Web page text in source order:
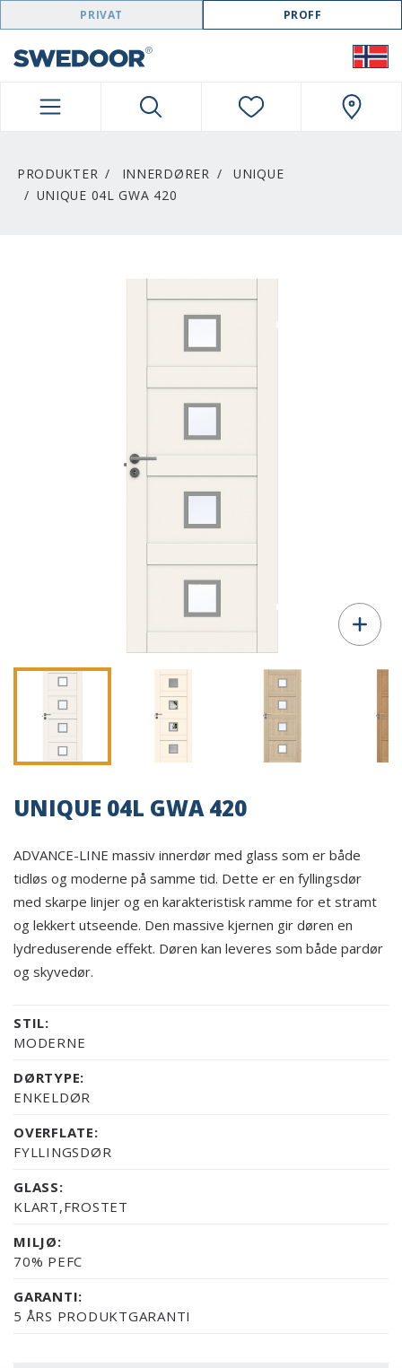
SWEDOOR NAVIGATION
PRIVAT PROFF
PRODUKTER INNERDØRER
UNIQUE
UNIQUE 04L GWA 420
UNIQUE 04L GWA 420
ADVANCE-LINE massiv innerdør med glass som er både
tidløs og moderne på samme tid. Dette er en fyllingsdør
med skarpe linjer og en karakteristisk ramme for et stramt
og lekkert utseende. Den massive kjernen gir døren en
lydreduserende effekt. Døren kan leveres som både pardør
og skyvedør.
STIL:
MODERNE
DØRTYPE:
ENKELDØR
OVERFLATE:
FYLLINGSDØR
GLASS:
KLART,FROSTET
MILJØ:
70% PEFC
GARANTI:
5 ÅRS PRODUKTGARANTI